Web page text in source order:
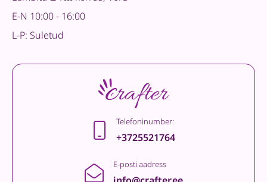
E-N 10:00 - 16:00
L-P: Suletud
Telefoninumber:
+3725521764
E-posti aadress